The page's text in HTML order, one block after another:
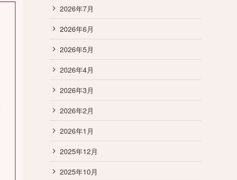
2026年7月
2026年6月
2026年5月
2026年4月
2026年3月
2026年2月
2026年1月
2025年12月
2025年10月